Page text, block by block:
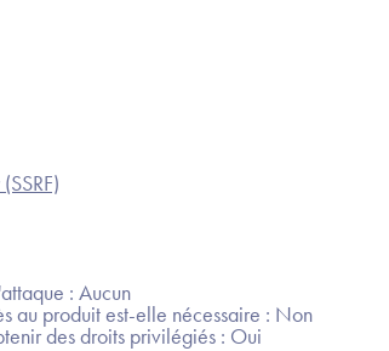
: Aucun
au produit est-elle nécessaire : Non
des droits privilégiés : Oui